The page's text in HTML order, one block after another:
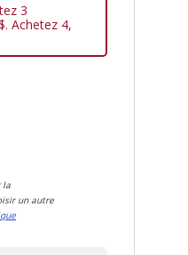
3
Achetez 4,
la
un autre